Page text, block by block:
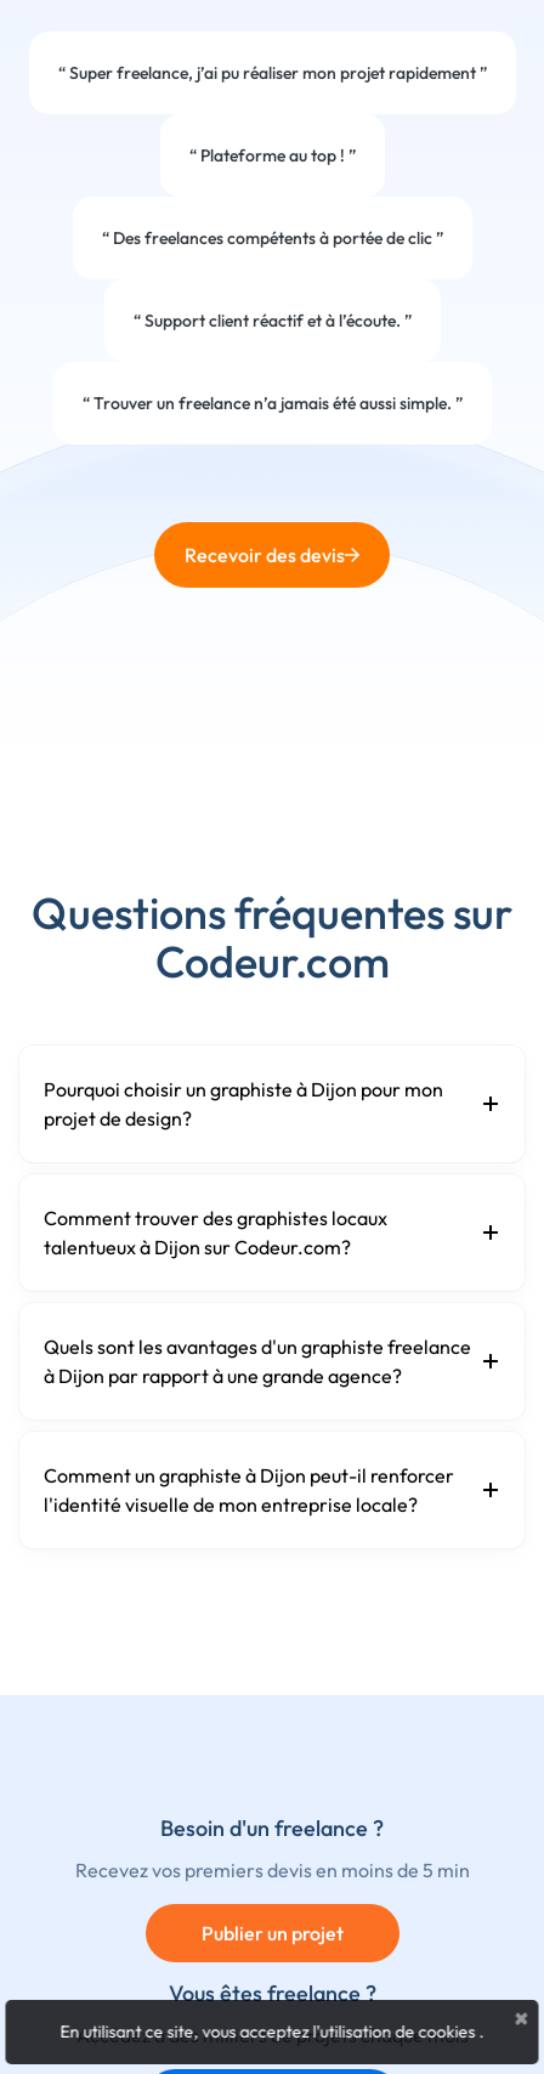
“Super freelance, j’ai pu réaliser mon projet rapidement”
“Plateforme au top ! ”
“Des freelances compétents à portée de clic”
“Support client réactif et à l’écoute. ”
“Trouver un freelance n’a jamais été aussi simple. ”
Recevoir des devis
Questions fréquentes sur
Codeur.com
Pourquoi choisir un graphiste à Dijon pour mon
projet de design?
Comment trouver des graphistes locaux
talentueux à Dijon sur Codeur.com?
Quels sont les avantages d'un graphiste freelance
à Dijon par rapport à une grande agence?
Comment un graphiste à Dijon peut-il renforcer
l'identité visuelle de mon entreprise locale?
Besoin d'un freelance ?
Recevez vos premiers devis en moins de 5 min
Publier un projet
Vous êtes freelance ?
Accédez à des milliers de projets chaque mois
×
En utilisant ce site, vous acceptez l'utilisation de cookies.